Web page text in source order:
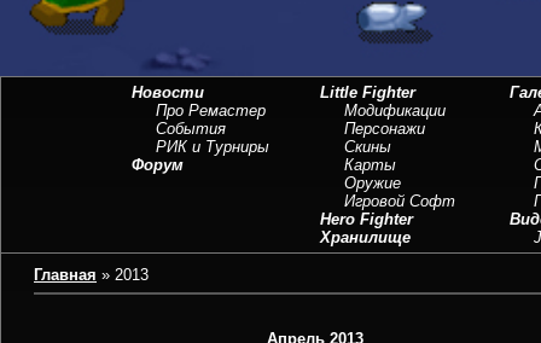
Новости
Про Ремастер
События
РИК и Турниры
Форум
Little Fighter
Модификации
Персонажи
Скины
Карты
Оружие
Игровой Софт
Hero Fighter
Хранилище
Главная » 2013
Апрель 2013